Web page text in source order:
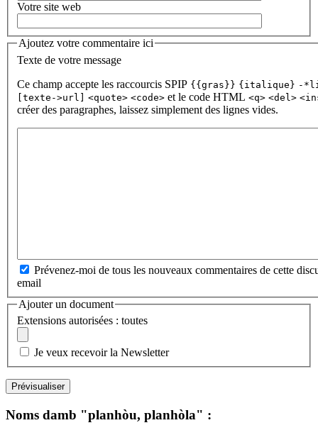
Votre site web
Ajoutez votre commentaire ici
Texte de votre message
Ce champ accepte les raccourcis SPIP {{gras}} {italique} -
[texte->url] <quote> <code> et le code HTML <q> <del>
créer des paragraphes, laissez simplement des lignes vides.
Prévenez-moi de tous les nouveaux commentaires de cette
email
Ajouter un document
Extensions autorisées : toutes
Je veux recevoir la Newsletter
Noms damb "planhòu, planhòla" :